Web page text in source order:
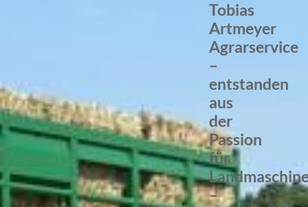
Tobias
Artmeyer
Agrarservice
–
entstanden
aus
der
Passion
für
–